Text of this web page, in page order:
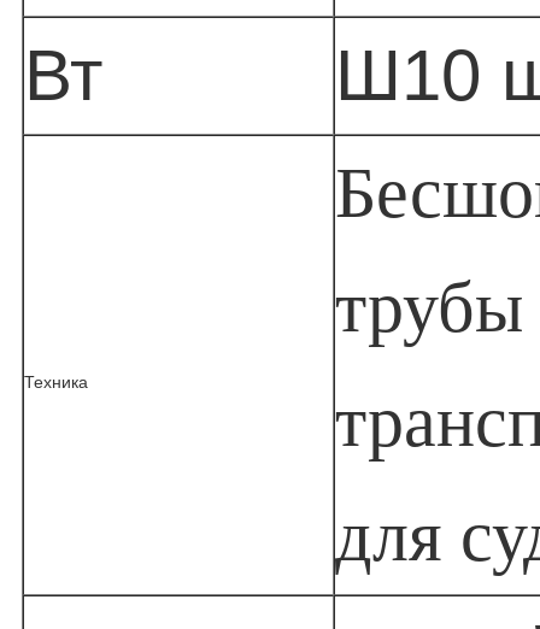
Вт Ш10
Техника
трубы
для